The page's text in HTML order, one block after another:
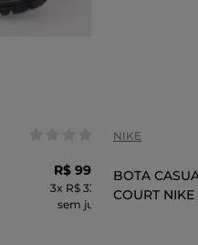
R$ 99,
3x R$ 33,33
sem juros
NIKE
BOTA
COURT